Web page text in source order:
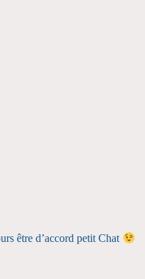
être d’accord petit Chat